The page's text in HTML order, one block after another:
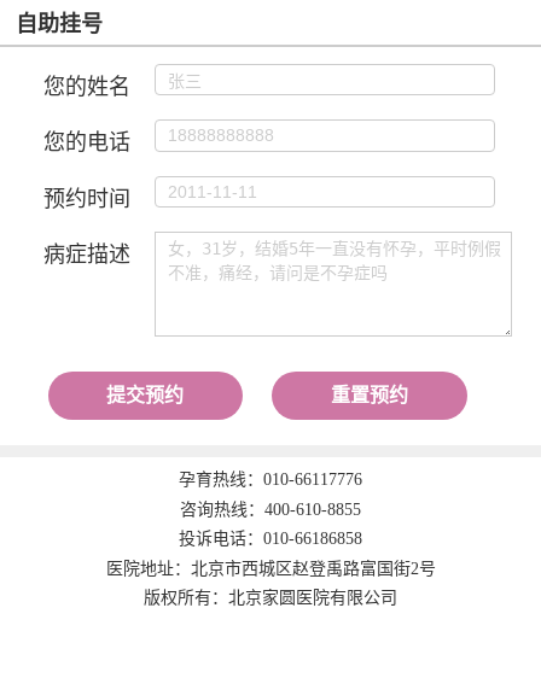
自助挂号
您的姓名
您的电话
预约时间
病症描述
提交预约 重置预约
孕育热线： 010-66117776
咨询热线： 400-610-8855
投诉电话： 010-66186858
医院地址：北京市西城区赵登禹路富国街2号
版权所有：北京家圆医院有限公司